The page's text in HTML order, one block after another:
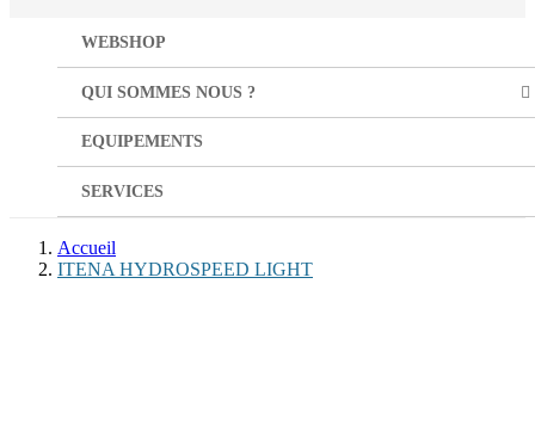
WEBSHOP
QUI SOMMES NOUS ?
EQUIPEMENTS
SERVICES
Accueil
ITENA HYDROSPEED LIGHT